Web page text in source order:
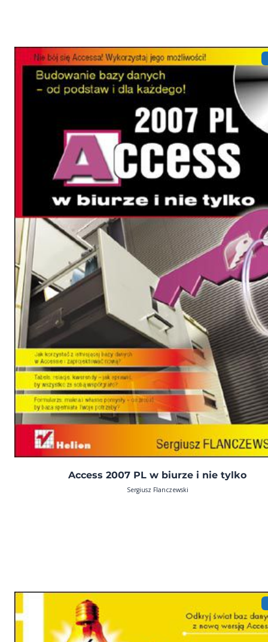
Access 2007 PL w biurze i nie tylko
Sergiusz Flanczewski